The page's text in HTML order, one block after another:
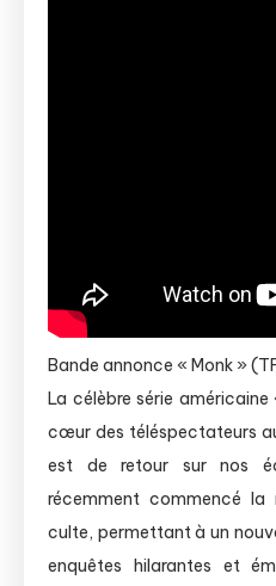
Bande annonce « Monk »
La célèbre série américaine
cœur des téléspectateurs
est de retour sur nos
récemment commencé
culte, permettant à un
enquêtes hilarantes et